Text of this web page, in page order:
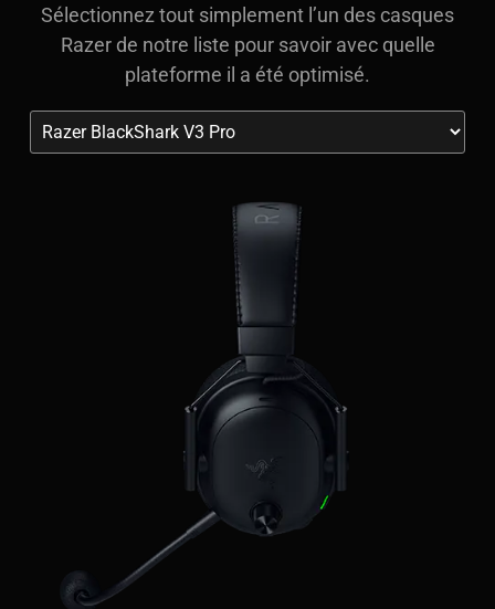
Sélectionnez tout simplement l’un des casques
Razer de notre liste pour savoir avec quelle
plateforme il a été optimisé.